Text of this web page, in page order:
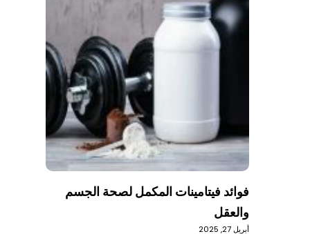
فوائد فيتامينات المكمل لصحة الجسم
والعقل
أبريل 27, 2025